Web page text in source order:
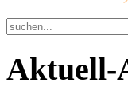
Aktuell-